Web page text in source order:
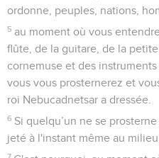
ordonne, peuples, nations,
5 au moment où vous
flûte, de la guitare, de la
cornemuse et des
vous vous prosternerez et
roi Nebucadnetsar a dressée.
6 Si quelqu’un ne se
jeté à l'instant même au
7